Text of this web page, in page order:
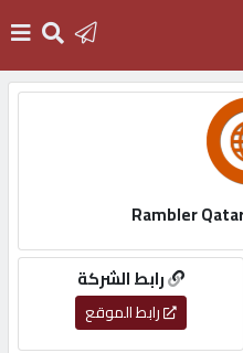
رابط الشركة
رابط الموقع